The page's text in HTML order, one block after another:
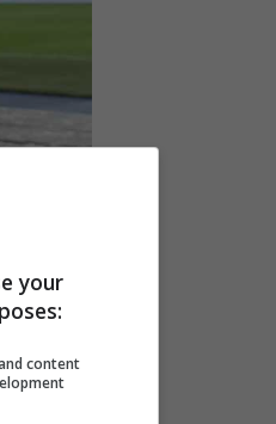
your
content